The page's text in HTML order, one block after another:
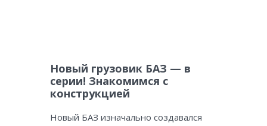
Новый грузовик БАЗ — в
серии! Знакомимся с
конструкцией
Новый БАЗ изначально создавался